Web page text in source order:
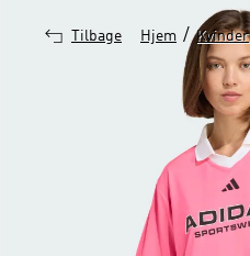
Tilbage Hjem / Kvinder